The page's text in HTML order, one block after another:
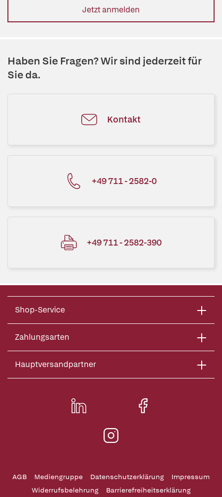
Jetzt anmelden
Haben Sie Fragen? Wir sind jederzeit für
Sie da.
Kontakt
+49 711 - 2582-0
+49 711 - 2582-390
Shop-Service
Zahlungsarten
Hauptversandpartner
AGB Mediengruppe Datenschutzerklärung
Impressum
Widerrufsbelehrung
Barrierefreiheitserklärung